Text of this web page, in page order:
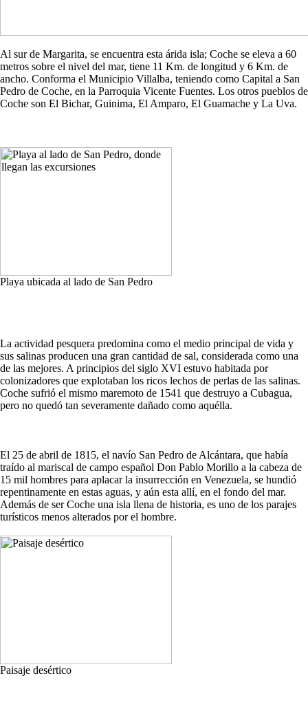
Al sur de Margarita, se encuentra esta árida isla; Coche se eleva a 60
metros sobre el nivel del mar, tiene 11 Km. de longitud y 6 Km. de
ancho. Conforma el Municipio Villalba, teniendo como Capital a San
Pedro de Coche, en la Parroquia Vicente Fuentes. Los otros pueblos de
Coche son El Bichar, Guinima, El Amparo, El Guamache y La Uva.
Playa ubicada al lado de San Pedro
La actividad pesquera predomina como el medio principal de vida y
sus salinas producen una gran cantidad de sal, considerada como una
de las mejores. A principios del siglo XVI estuvo habitada por
colonizadores que explotaban los ricos lechos de perlas de las salinas.
Coche sufrió el mismo maremoto de 1541 que destruyo a Cubagua,
pero no quedó tan severamente dañado como aquélla.
El 25 de abril de 1815, el navío San Pedro de Alcántara, que había
traído al mariscal de campo español Don Pablo Morillo a la cabeza de
15 mil hombres para aplacar la insurrección en Venezuela, se hundió
repentinamente en estas aguas, y aún esta allí, en el fondo del mar.
Además de ser Coche una isla llena de historia, es uno de los parajes
turísticos menos alterados por el hombre.
Paisaje desértico